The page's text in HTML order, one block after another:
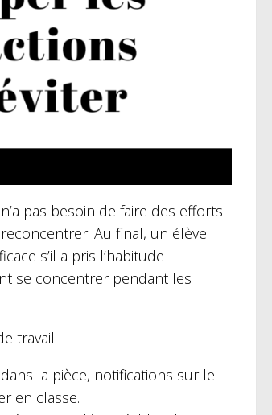
pas besoin de faire des efforts
Au final, un élève
s’il a pris l’habitude
se concentrer pendant les
travail :
la pièce, notifications sur le
en classe.